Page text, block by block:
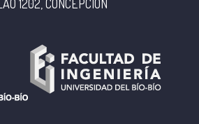
1202, CONCEPCIÓN